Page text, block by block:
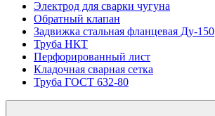
Электрод для сварки чугуна
Обратный клапан
Задвижка стальная фланцевая Ду-150
Труба НКТ
Перфорированный лист
Кладочная сварная сетка
Труба ГОСТ 632-80